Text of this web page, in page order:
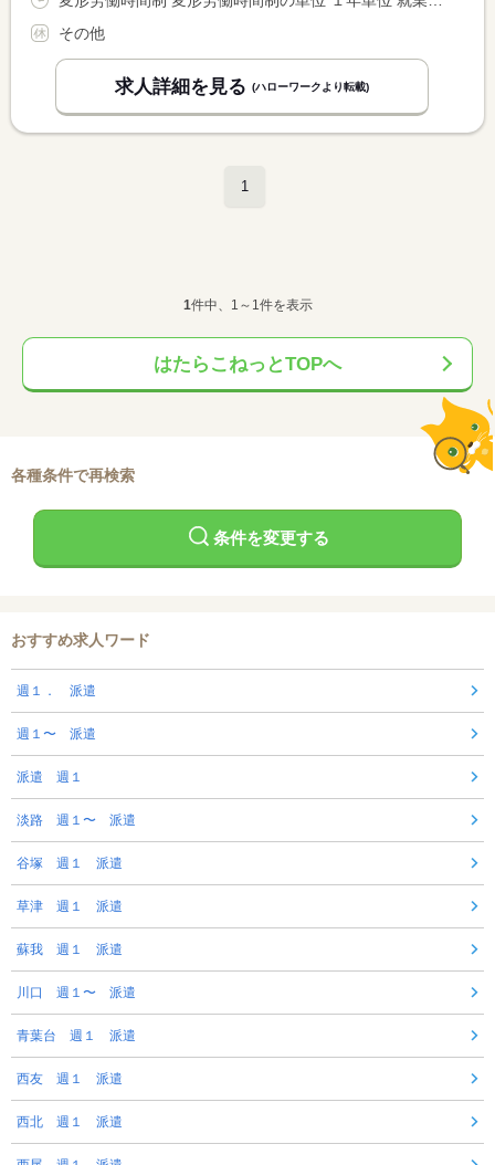
その他
求人詳細を見る (ハローワークより転載)
1
1件中、1～1件を表示
はたらこねっとTOPへ
各種条件で再検索
条件を変更する
おすすめ求人ワード
週１． 派遣
週１〜 派遣
派遣 週１
淡路 週１〜 派遣
谷塚 週１ 派遣
草津 週１ 派遣
蘇我 週１ 派遣
川口 週１〜 派遣
青葉台 週１ 派遣
西友 週１ 派遣
西北 週１ 派遣